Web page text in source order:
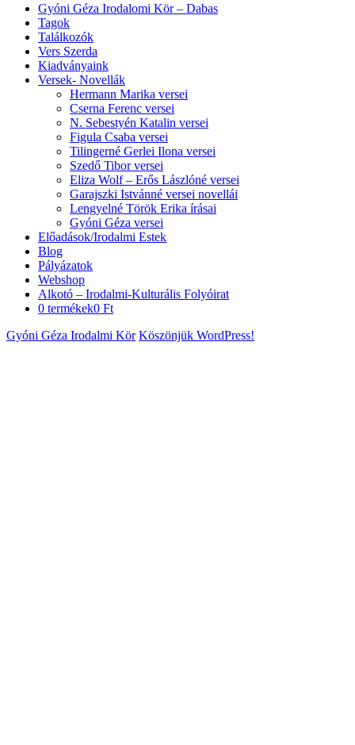
Gyóni Géza Irodalomi Kör – Dabas
Tagok
Találkozók
Vers Szerda
Kiadványaink
Versek- Novellák
Hermann Marika versei
Cserna Ferenc versei
N. Sebestyén Katalin versei
Figula Csaba versei
Tilingerné Gerlei Ilona versei
Szedő Tibor versei
Eliza Wolf – Erős Lászlóné versei
Garajszki Istvánné versei novellái
Lengyelné Török Erika írásai
Gyóni Géza versei
Előadások/Irodalmi Estek
Blog
Pályázatok
Webshop
Alkotó – Irodalmi-Kulturális Folyóirat
0 termékek0 Ft
Gyóni Géza Irodalmi Kör Köszönjük WordPress!